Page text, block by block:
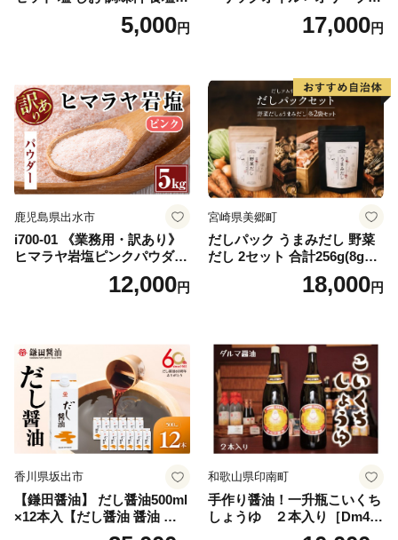
天然 ミネラル 調味料 ソルト
salt 料理 味付 おにぎり 三重
5,000円
イルセット(200ml×2本) 日置
市 特産品 調味料 油 エキスト
ブ】
17,000円
鹿児島県出水市
i700-01 《業務用・訳あり》
ヒマラヤ岩塩ピンクパウダー
タイプ(5kg) 岩塩 塩 調味料
しお 保存料不使用 天然 パウ
ティースマイル】
12,000円
宮崎県美郷町
だしパック うまみだし 野菜
だし 2セット 合計256g(8g×8
パック×2種×2セット) [岡田商
店 宮崎県 美郷町 31ac0069]
18,000円
香川県坂出市
【鎌田醤油】 だし醤油500ml
×12本入【だし醤油 醤油 人気
おすすめ 人気だし醤油 出汁
和歌山県印南町
手作り醤油！一升瓶こいくち
しょうゆ ２本入り［Dm4］
｜手作り 醤油 和歌山県 印南